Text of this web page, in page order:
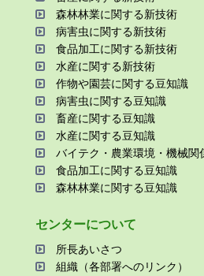
森林林業に関する新技術
病害⾍に関する新技術
⾷品加⼯に関する新技術
⽔産に関する新技術
作物や園芸に関する⾖知識
病害⾍に関する⾖知識
畜産に関する⾖知識
⽔産に関する⾖知識
バイテク・農業環境・機械関
⾷品加⼯に関する⾖知識
森林林業に関する⾖知識
センターについて
所⻑あいさつ
組織（各部署へのリンク）